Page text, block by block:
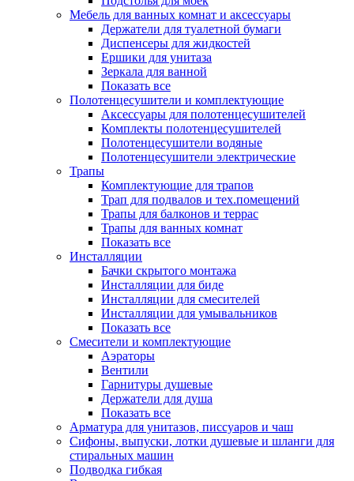
Мебель для ванных комнат и аксессуары
Держатели для туалетной бумаги
Диспенсеры для жидкостей
Ершики для унитаза
Зеркала для ванной
Показать все
Полотенцесушители и комплектующие
Аксессуары для полотенцесушителей
Комплекты полотенцесушителей
Полотенцесушители водяные
Полотенцесушители электрические
Трапы
Комплектующие для трапов
Трап для подвалов и тех.помещений
Трапы для балконов и террас
Трапы для ванных комнат
Показать все
Инсталляции
Бачки скрытого монтажа
Инсталляции для биде
Инсталляции для смесителей
Инсталляции для умывальников
Показать все
Смесители и комплектующие
Аэраторы
Вентили
Гарнитуры душевые
Держатели для душа
Показать все
Арматура для унитазов, писсуаров и чаш
Сифоны, выпуски, лотки душевые и шланги для
стиральных машин
Подводка гибкая